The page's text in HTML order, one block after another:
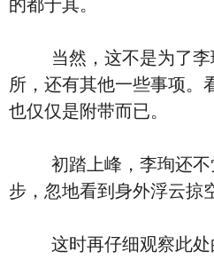
的都于其。
当然，这不是为了李
所，还有其他一些事项。
也仅仅是附带而已。
初踏上峰，李珣还不
步，忽地看到身外浮云掠
这时再仔细观察此处